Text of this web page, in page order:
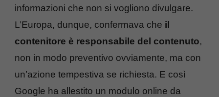
informazioni che non si vogliono divulgare.
L’Europa, dunque, confermava che il
contenitore è responsabile del contenuto,
non in modo preventivo ovviamente, ma con
un’azione tempestiva se richiesta. E così
Google ha allestito un modulo online da